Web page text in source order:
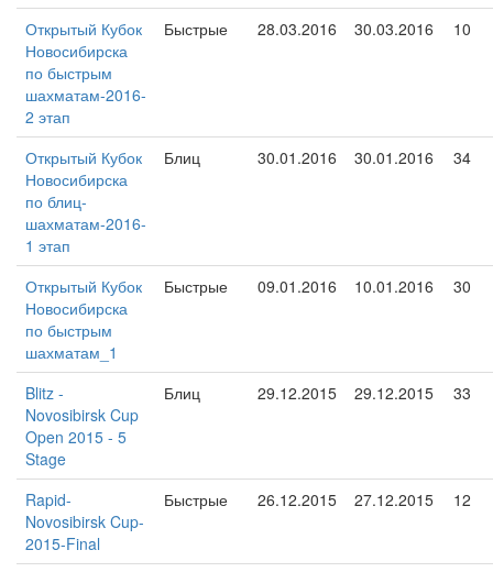
Открытый Кубок
Новосибирска
по быстрым
шахматам-2016-
2 этап
Быстрые 28.03.2016 30.03.2016 10
Открытый Кубок
Новосибирска
по блиц-
шахматам-2016-
1 этап
Блиц 30.01.2016 30.01.2016 34
Открытый Кубок
Новосибирска
по быстрым
шахматам_1
Быстрые 09.01.2016 10.01.2016 30
Blitz -
Novosibirsk Cup
Open 2015 - 5
Stage
Блиц 29.12.2015 29.12.2015 33
Rapid-
Novosibirsk Cup-
2015-Final
Быстрые 26.12.2015 27.12.2015 12